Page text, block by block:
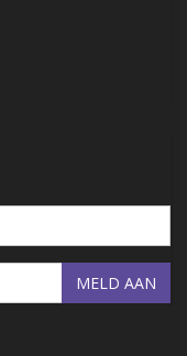
MELD AAN